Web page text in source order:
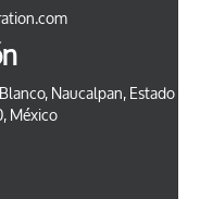
Naucalpan, Estado
México